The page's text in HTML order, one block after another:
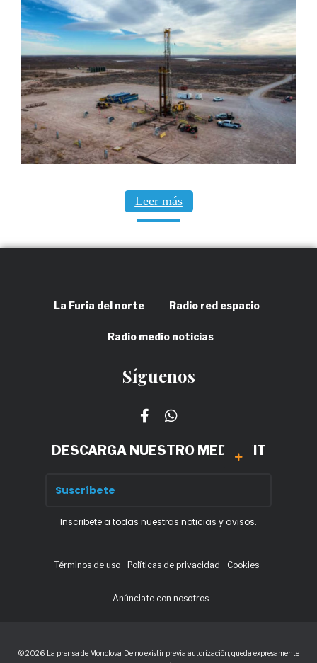
Leer más
La Furia del norte Radio red espacio
Radio medio noticias
Síguenos
DESCARGA NUESTRO MEDIA KIT
Inscribete a todas nuestras noticias y avisos.
Términos de uso Políticas de privacidad Cookies
Anúnciate con nosotros
© 2026, La prensa de Monclova. De no existir previa autorización, queda expresamente